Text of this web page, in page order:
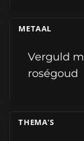
METAAL
Verguld
roségoud
THEMA'S